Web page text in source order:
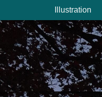
Illustration